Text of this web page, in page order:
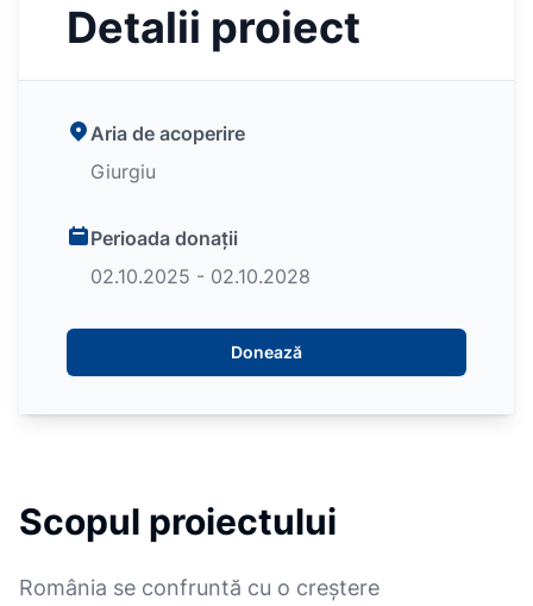
Detalii proiect
Aria de acoperire
Giurgiu
Perioada donații
02.10.2025 - 02.10.2028
Donează
Scopul proiectului
România se confruntă cu o creștere